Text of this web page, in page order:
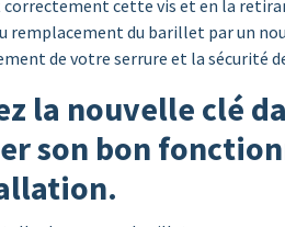
cette vis et en la
remplacement du barillet par un
de votre serrure et la sécurité
la nouvelle clé
son bon